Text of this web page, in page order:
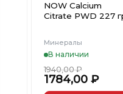
NOW Calcium
Citrate PWD 227
Минералы
В наличии
1940,00₽
1784,00 ₽